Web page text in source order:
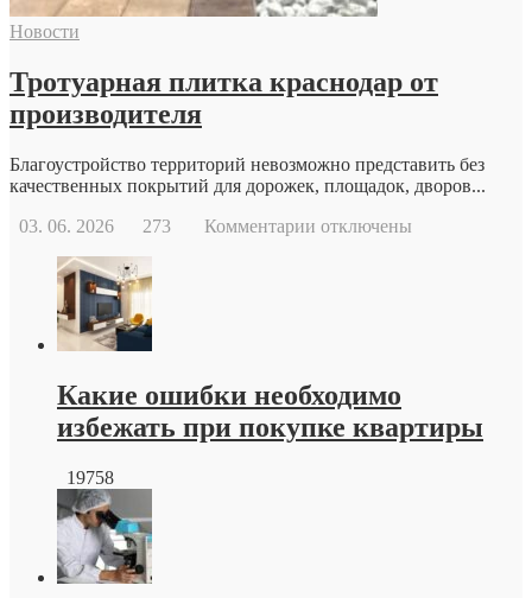
современной
Новости
Тротуарная плитка краснодар от
производителя
Благоустройство территорий невозможно представить без
качественных покрытий для дорожек, площадок, дворов...
03. 06. 2026
273 Комментарии котключены
Какие ошибки необходимо
избежать при покупке квартиры
19758